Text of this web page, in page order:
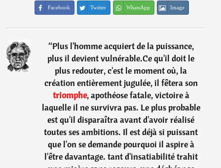
Facebook Twitter WhatsApp Image
“Plus l'homme acquiert de la puissance,
plus il devient vulnérable.Ce qu'il doit le
plus redouter, c'est le moment où, la
création entièrement jugulée, il fêtera son
triomphe, apothéose fatale, victoire à
laquelle il ne survivra pas. Le plus probable
est qu'il disparaîtra avant d'avoir réalisé
toutes ses ambitions. Il est déjà si puissant
que l'on se demande pourquoi il aspire à
l'être davantage. tant d'insatiabilité trahit